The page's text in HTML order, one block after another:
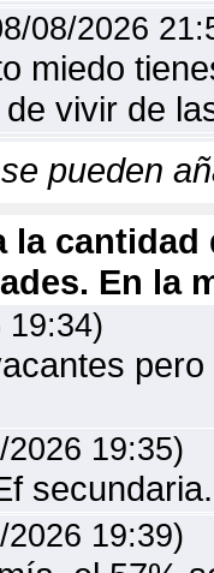
08/2026
miedo
vivir de
pueden
la
En la
19:34)
19:35)
19:39)